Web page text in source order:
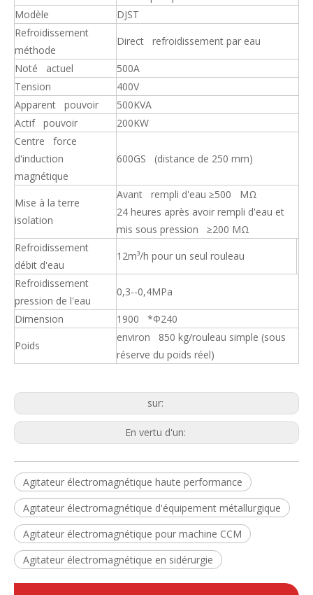
Modèle
DJST
Refroidissement
méthode
Direct refroidissement par eau
Noté actuel
500A
Tension
400V
Apparent pouvoir
500KVA
Actif pouvoir
200KW
Centre force
d'induction
magnétique
600GS (distance de 250 mm)
Mise à la terre
isolation
Avant rempli d'eau ≥500 MΩ
24 heures après avoir rempli d'eau et
mis sous pression ≥200 MΩ
Refroidissement
débit d'eau
12m³/h pour un seul rouleau
Refroidissement
pression de l'eau
0,3--0,4MPa
Dimension
1900 *Φ240
Poids
environ 850 kg/rouleau simple (sous
réserve du poids réel)
sur:
En vertu d'un:
Agitateur électromagnétique haute performance
Agitateur électromagnétique d'équipement métallurgique
Agitateur électromagnétique pour machine CCM
Agitateur électromagnétique en sidérurgie